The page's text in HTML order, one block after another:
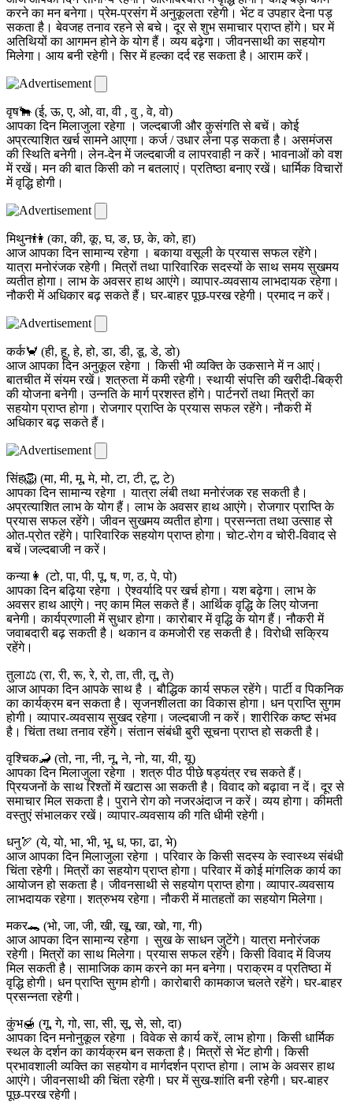
करने का मन बनेगा। प्रेम-प्रसंग में अनुकूलता रहेगी। भेंट व उपहार देना पड़
सकता है। बेवजह तनाव रहने से बचे। दूर से शुभ समाचार प्राप्त होंगे। घर में
अतिथियों का आगमन होने के योग हैं। व्यय बढ़ेगा। जीवनसाथी का सहयोग
मिलेगा। आय बनी रहेगी। सिर में हल्का दर्द रह सकता है। आराम करें।
वृष🐂 (ई, ऊ, ए, ओ, वा, वी , वु , वे, वो)
आपका दिन मिलाजुला रहेगा । जल्दबाजी और कुसंगति से बचें। कोई
अप्रत्याशित खर्च सामने आएगा। कर्ज / उधार लेना पड़ सकता है। असमंजस
की स्थिति बनेगी। लेन-देन में जल्दबाजी व लापरवाही न करें। भावनाओं को वश
में रखें। मन की बात किसी को न बतलाएं। प्रतिष्ठा बनाए रखें। धार्मिक विचारों
में वृद्धि होगी।
मिथुन👫 (का, की, कू, घ, ङ, छ, के, को, हा)
आज आपका दिन सामान्य रहेगा । बकाया वसूली के प्रयास सफल रहेंगे।
यात्रा मनोरंजक रहेगी। मित्रों तथा पारिवारिक सदस्यों के साथ समय सुखमय
व्यतीत होगा। लाभ के अवसर हाथ आएंगे। व्यापार-व्यवसाय लाभदायक रहेगा।
नौकरी में अधिकार बढ़ सकते हैं। घर-बाहर पूछ-परख रहेगी। प्रमाद न करें।
कर्क🦀 (ही, हू, हे, हो, डा, डी, डू, डे, डो)
आज आपका दिन अनुकूल रहेगा । किसी भी व्यक्ति के उकसाने में न आएं।
बातचीत में संयम रखें। शत्रुता में कमी रहेगी। स्थायी संपत्ति की खरीदी-बिक्री
की योजना बनेगी। उन्नति के मार्ग प्रशस्त होंगे। पार्टनरों तथा मित्रों का
सहयोग प्राप्त होगा। रोजगार प्राप्ति के प्रयास सफल रहेंगे। नौकरी में
अधिकार बढ़ सकते हैं।
सिंह🦁 (मा, मी, मू, मे, मो, टा, टी, टू, टे)
आपका दिन सामान्य रहेगा । यात्रा लंबी तथा मनोरंजक रह सकती है।
अप्रत्याशित लाभ के योग हैं। लाभ के अवसर हाथ आएंगे। रोजगार प्राप्ति के
प्रयास सफल रहेंगे। जीवन सुखमय व्यतीत होगा। प्रसन्नता तथा उत्साह से
ओत-प्रोत रहेंगे। पारिवारिक सहयोग प्राप्त होगा। चोट-रोग व चोरी-विवाद से
बचें।जल्दबाजी न करें।
कन्या👩 (टो, पा, पी, पू, ष, ण, ठ, पे, पो)
आपका दिन बढ़िया रहेगा । ऐश्वर्यादि पर खर्च होगा। यश बढ़ेगा। लाभ के
अवसर हाथ आएंगे। नए काम मिल सकते हैं। आर्थिक वृद्धि के लिए योजना
बनेगी। कार्यप्रणाली में सुधार होगा। कारोबार में वृद्धि के योग हैं। नौकरी में
जवाबदारी बढ़ सकती है। थकान व कमजोरी रह सकती है। विरोधी सक्रिय
रहेंगे।
तुला⚖️ (रा, री, रू, रे, रो, ता, ती, तू, ते)
आज आपका दिन आपके साथ है । बौद्धिक कार्य सफल रहेंगे। पार्टी व पिकनिक
का कार्यक्रम बन सकता है। सृजनशीलता का विकास होगा। धन प्राप्ति सुगम
होगी। व्यापार-व्यवसाय सुखद रहेगा। जल्दबाजी न करें। शारीरिक कष्ट संभव
है। चिंता तथा तनाव रहेंगे। संतान संबंधी बुरी सूचना प्राप्त हो सकती है।
वृश्चिक🦂 (तो, ना, नी, नू, ने, नो, या, यी, यू)
आपका दिन मिलाजुला रहेगा । शत्रु पीठ पीछे षड्यंत्र रच सकते हैं।
प्रियजनों के साथ रिश्तों में खटास आ सकती है। विवाद को बढ़ावा न दें। दूर से
समाचार मिल सकता है। पुराने रोग को नजरअंदाज न करें। व्यय होगा। कीमती
वस्तुएं संभालकर रखें। व्यापार-व्यवसाय की गति धीमी रहेगी।
धनु🏹 (ये, यो, भा, भी, भू, ध, फा, ढा, भे)
आज आपका दिन मिलाजुला रहेगा । परिवार के किसी सदस्य के स्वास्थ्य संबंधी
चिंता रहेगी। मित्रों का सहयोग प्राप्त होगा। परिवार में कोई मांगलिक कार्य का
आयोजन हो सकता है। जीवनसाथी से सहयोग प्राप्त होगा। व्यापार-व्यवसाय
लाभदायक रहेगा। शत्रुभय रहेगा। नौकरी में मातहतों का सहयोग मिलेगा।
मकर🐊 (भो, जा, जी, खी, खू, खा, खो, गा, गी)
आज आपका दिन सामान्य रहेगा । सुख के साधन जुटेंगे। यात्रा मनोरंजक
रहेगी। मित्रों का साथ मिलेगा। प्रयास सफल रहेंगे। किसी विवाद में विजय
मिल सकती है। सामाजिक काम करने का मन बनेगा। पराक्रम व प्रतिष्ठा में
वृद्धि होगी। धन प्राप्ति सुगम होगी। कारोबारी कामकाज चलते रहेंगे। घर-बाहर
प्रसन्नता रहेगी।
कुंभ🍯 (गू, गे, गो, सा, सी, सू, से, सो, दा)
आपका दिन मनोनुकूल रहेगा । विवेक से कार्य करें, लाभ होगा। किसी धार्मिक
स्थल के दर्शन का कार्यक्रम बन सकता है। मित्रों से भेंट होगी। किसी
प्रभावशाली व्यक्ति का सहयोग व मार्गदर्शन प्राप्त होगा। लाभ के अवसर हाथ
आएंगे। जीवनसाथी की चिंता रहेगी। घर में सुख-शांति बनी रहेगी। घर-बाहर
पूछ-परख रहेगी।